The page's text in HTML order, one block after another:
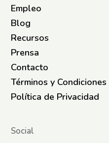
Empleo
Blog
Recursos
Prensa
Contacto
Términos y Condiciones
Política de Privacidad
Social